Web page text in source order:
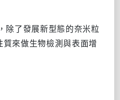
除了發展新型態的奈米粒
來做生物檢測與表面增